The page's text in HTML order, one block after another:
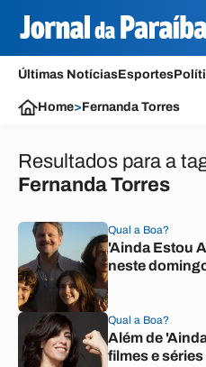
Últimas NotíciasEsportes
Home>Fernanda Torres
Resultados para a
Fernanda Torres
Qual a Boa?
'Ainda Estou
neste
Qual a Boa?
Além de
filmes e